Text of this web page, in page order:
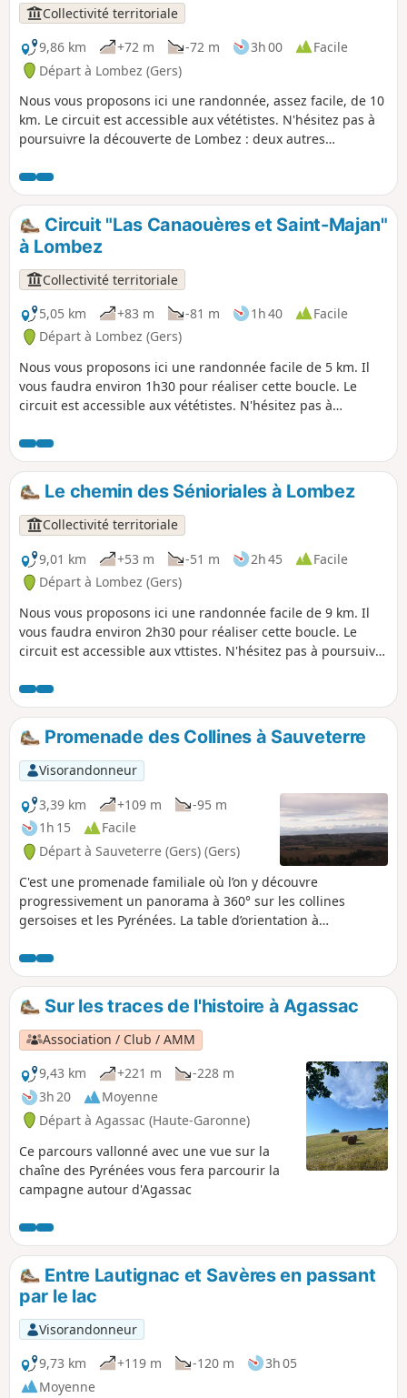
Collectivité territoriale
9,86 km
+72 m -72 m 3h 00
Facile
Départ à Lombez (Gers)
Nous vous proposons ici une randonnée, assez facile, de 10
km. Le circuit est accessible aux vététistes. N'hésitez pas à
poursuivre la découverte de Lombez : deux autres
Circuit "Las Canaouères et Saint-Majan"
à Lombez
Collectivité territoriale
5,05 km
+83 m -81 m 1h 40
Facile
Départ à Lombez (Gers)
Nous vous proposons ici une randonnée facile de 5 km. Il
vous faudra environ 1h30 pour réaliser cette boucle. Le
circuit est accessible aux vététistes. N'hésitez pas à
randonnées balisées vous sont proposées.
Le chemin des Sénioriales à Lombez
Collectivité territoriale
9,01 km
+53 m -51 m 2h 45
Facile
Départ à Lombez (Gers)
Nous vous proposons ici une randonnée facile de 9 km. Il
vous faudra environ 2h30 pour réaliser cette boucle. Le
circuit est accessible aux vttistes. N'hésitez pas à poursuivre
vous sont proposées.
Promenade des Collines à Sauveterre
Visorandonneur
3,39 km
+109 m
-95 m
1h 15
Facile
Départ à Sauveterre (Gers) (Gers)
C'est une promenade familiale où l’on y découvre
progressivement un panorama à 360° sur les collines
gersoises et les Pyrénées. La table d’orientation à
plan, la vallée de la Save et au second plan, la chaîne des
Pyrénées.
Sur les traces de l'histoire à Agassac
Association / Club / AMM
9,43 km
+221 m
-228 m
3h 20
Moyenne
Départ à Agassac (Haute-Garonne)
Ce parcours vallonné avec une vue sur la
chaîne des Pyrénées vous fera parcourir la
campagne autour d'Agassac
Entre Lautignac et Savères en passant
par le lac
Visorandonneur
9,73 km
+119 m -120 m
3h 05
Moyenne